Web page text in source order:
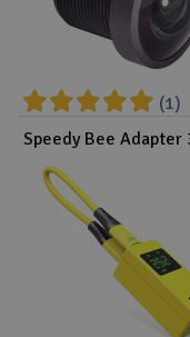
(1)
Speedy Bee Adapter